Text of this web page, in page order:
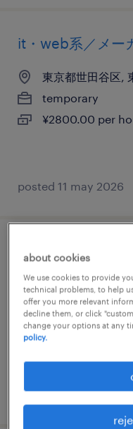
it・web系／メー
東京都世田谷区,
temporary
¥2800.00 per
posted 11 may 2026
it・web系／メー
の運用管理・保守
東京都世田谷区,
temporary
posted 5 june 2026
about cookies
We use cookies to provide
technical problems, to help
offer you more relevant
decline them, or click
change your options at any
policy.